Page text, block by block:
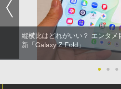
縦横比はどれがいい？ エンタメ
新「Galaxy Z Fold」
● ● ●